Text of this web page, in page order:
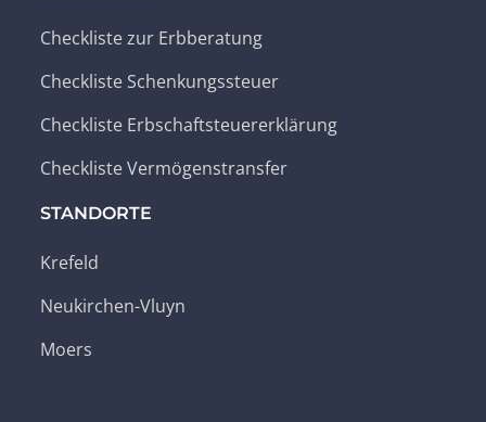
Checkliste zur Erbberatung
Checkliste Schenkungssteuer
Checkliste Erbschaftsteuererklärung
Checkliste Vermögenstransfer
STANDORTE
Krefeld
Neukirchen-Vluyn
Moers